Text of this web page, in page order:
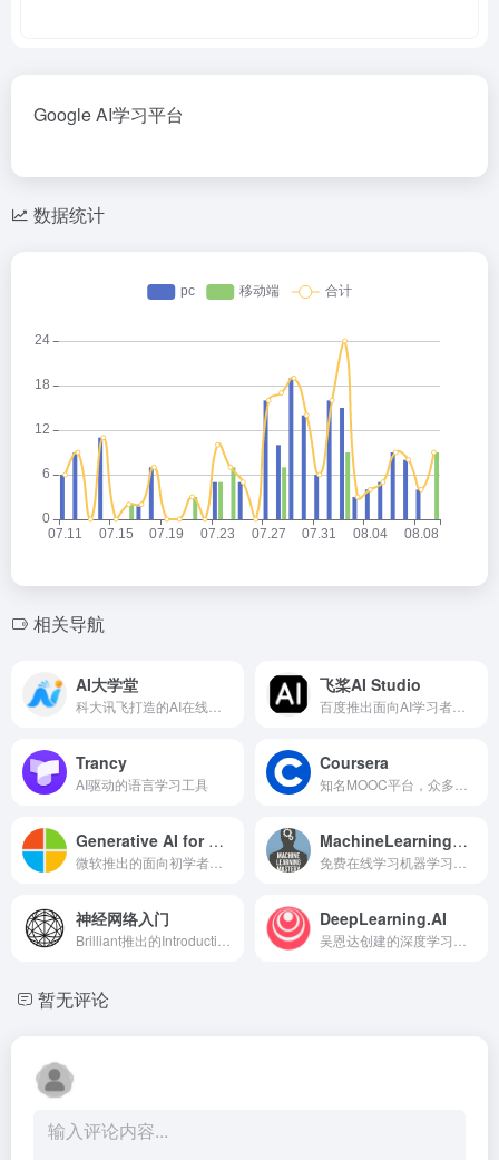
Google AI学习平台
数据统计
相关导航
AI大学堂 飞桨AI Studio
Trancy
AI驱动的语言学习工具
Coursera
Generative AI for Beginners MachineLearningMastery
神经网络入门 DeepLearning.AI
暂无评论